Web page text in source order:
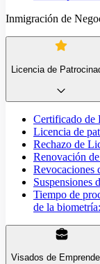
Inmigración de
Licencia de
Certificado de
Licencia de
Rechazo de
Renovación
Revocaciones
Suspensiones
Tiempo de
de la
Visados de